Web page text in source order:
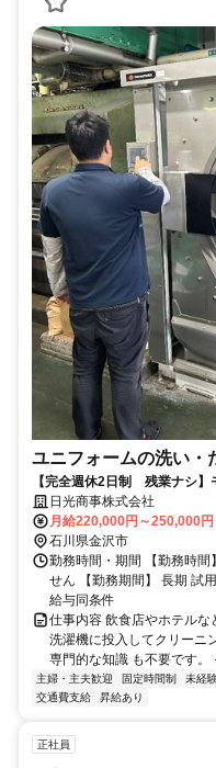
ユニフォームの洗い・
【完全週休2日制 残業ナシ】
ムの洗い作業
日光商事株式会社
月給220,000円～250,000円
石川県金沢市
勤務時間・期間 【勤務時
せん 【勤務期間】 長期 試
給与同条件
仕事内容 飲食店やホテル
洗濯機に投入してクリーニ
専門的な知識 も不要です
主婦・主夫歓迎 固定時間制 未経
交通費支給
昇給あり
正社員